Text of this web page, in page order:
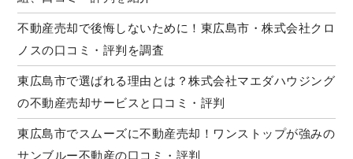
不動産売却で後悔しないために！東広島市・株式会社クロ
ノスの口コミ・評判を調査
東広島市で選ばれる理由とは？株式会社マエダハウジング
の不動産売却サービスと口コミ・評判
東広島市でスムーズに不動産売却！ワンストップが強みの
サンブルー不動産の口コミ・評判